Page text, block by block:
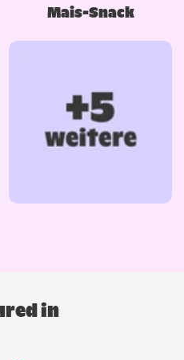
Mais-Snack
in